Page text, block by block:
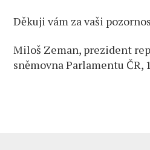
Děkuji vám za vaši
Miloš Zeman, prezident
sněmovna Parlamentu ČR,